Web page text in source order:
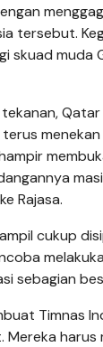
tersebut.
skuad muda
Rajasa.
cukup
sebagian
Timnas
Mereka harus